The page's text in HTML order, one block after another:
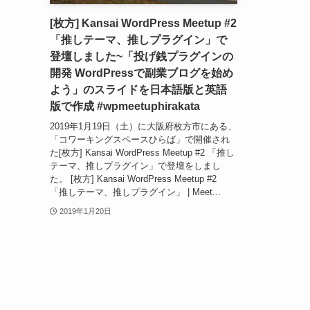
[枚方] Kansai WordPress Meetup #2
「推しテーマ、推しプラグイン」で
登壇しました~「投げ銭プラグインの
開発 WordPressで副業ブログを始め
よう」のスライドを日本語版と英語
版で作成 #wpmeetuphirakata
2019年1月19日（土）に大阪府枚方市にある、
「コワーキングスペースひらば」で開催され
た[枚方] Kansai WordPress Meetup #2 「推し
テーマ、推しプラグイン」で登壇をしまし
た。 [枚方] Kansai WordPress Meetup #2
「推しテーマ、推しプラグイン」 | Meet...
2019年1月20日